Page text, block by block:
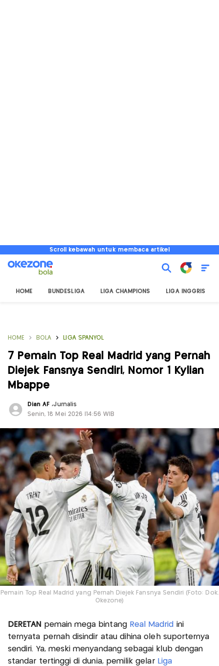
Scroll kebawah untuk membaca artikel
HOME BUNDESLIGA LIGA CHAMPIONS LIGA INGGRIS
HOME BOLA LIGA SPANYOL
7 Pemain Top Real Madrid yang Pernah
Diejek Fansnya Sendiri, Nomor 1 Kylian
Mbappe
Dian AF,Jurnalis
Senin, 18 Mei 2026 |14:56 WIB
Pemain Top Real Madrid yang Pernah Diejek Fansnya Sendiri (Foto: Dok.
Okezone)
DERETAN pemain mega bintang Real Madrid ini
ternyata pernah disindir atau dihina oleh suporternya
sendiri. Ya, meski menyandang sebagai klub dengan
standar tertinggi di dunia, pemilik gelar Liga